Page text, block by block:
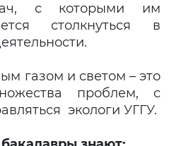
с которыми им
столкнуться в
газом и светом – это
проблем, с
экологи УГГУ.